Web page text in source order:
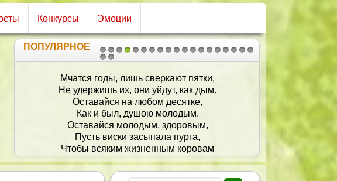
Конкурсы Эмоции
1 2
2021
ПОПУЛЯРНОЕ
Мчатся годы, лишь сверкают пятки,
Не удержишь их, они уйдут, как дым.
Оставайся на любом десятке,
Как и был, душою молодым.
Оставайся молодым, здоровым,
Пусть виски засыпала пурга,
Чтобы всяким жизненным коровам
Мог еще ты обломать рога!